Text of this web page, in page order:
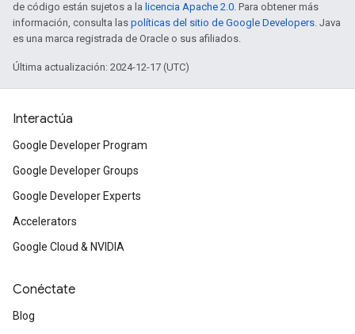
de código están sujetos a la licencia Apache 2.0. Para obtener más
información, consulta las políticas del sitio de Google Developers. Java
es una marca registrada de Oracle o sus afiliados.
Última actualización: 2024-12-17 (UTC)
Interactúa
Google Developer Program
Google Developer Groups
Google Developer Experts
Accelerators
Google Cloud & NVIDIA
Conéctate
Blog